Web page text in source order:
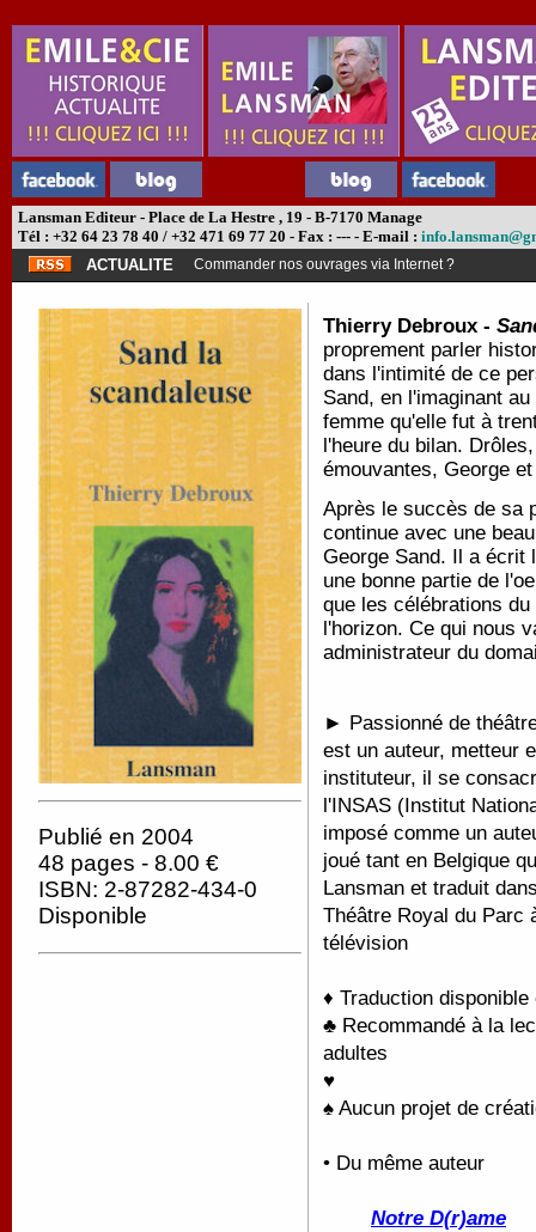
Lansman Editeur - Place de La Hestre , 19 - B-7170 Manage
Tél : +32 64 23 78 40 / +32 471 69 77 20 - Fax : --- - E-mail :
ACTUALITE
Commander nos ouvrages via Internet ?
Publié en 2004
48 pages - 8.00 €
ISBN: 2-87282-434-0
Disponible
Thierry Debroux -
proprement parler
dans l'intimité de ce
Sand, en l'imaginant
femme qu'elle fut à
l'heure du bilan.
émouvantes, George
Après le succès de sa
continue avec une
George Sand. Il a écrit
une bonne partie de
que les célébrations
l'horizon. Ce qui nous
administrateur du
► Passionné de
est un auteur, metteur
instituteur, il se
l'INSAS (Institut
imposé comme un
joué tant en Belgique
Lansman et traduit
Théâtre Royal du Parc
télévision
♦ Traduction
♣ Recommandé à la
adultes
♥
♠ Aucun projet de
• Du même auteur
Notre D(r)ame